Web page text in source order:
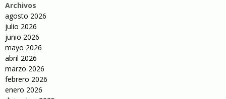
Archivos
agosto 2026
julio 2026
junio 2026
mayo 2026
abril 2026
marzo 2026
febrero 2026
enero 2026